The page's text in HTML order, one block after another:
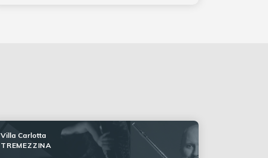
Villa Carlotta
TREMEZZINA